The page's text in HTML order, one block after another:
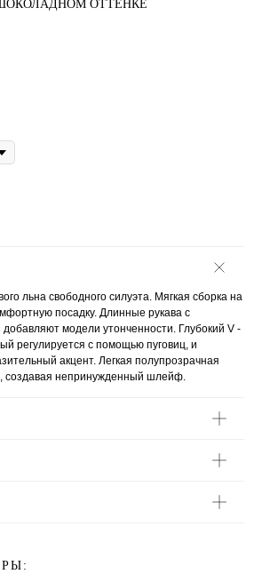
ОТТЕНКЕ
льна свободного силуэта. Мягкая сборка на
посадку. Длинные рукава с
модели утонченности. Глубокий V -
регулируется с помощью пуговиц, и
акцент. Легкая полупрозрачная
создавая непринужденный шлейф.